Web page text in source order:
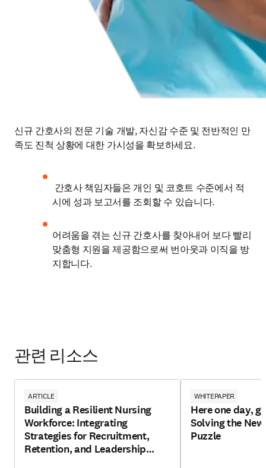
신규 간호사의 전문 기술 개발, 자신감 수준 및 전반적인 만
족도 진척 상황에 대한 가시성을 확보하세요.
시에 성과 보고서를 조회할 수 있습니다.
어려움을 겪는 신규 간호사를 찾아내어 보다 빨리
맞춤형 지원을 제공함으로써 번아웃과 이직을 방
지합니다.
관련 리소스
ARTICLE
Building a Resilient Nursing
Workforce: Integrating
Strategies for Recruitment,
Retention, and Leadership
WHITEPAPER
Here one day,
Solving the
Puzzle